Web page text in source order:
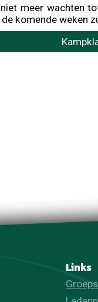
meer wachten
komende weken
Links